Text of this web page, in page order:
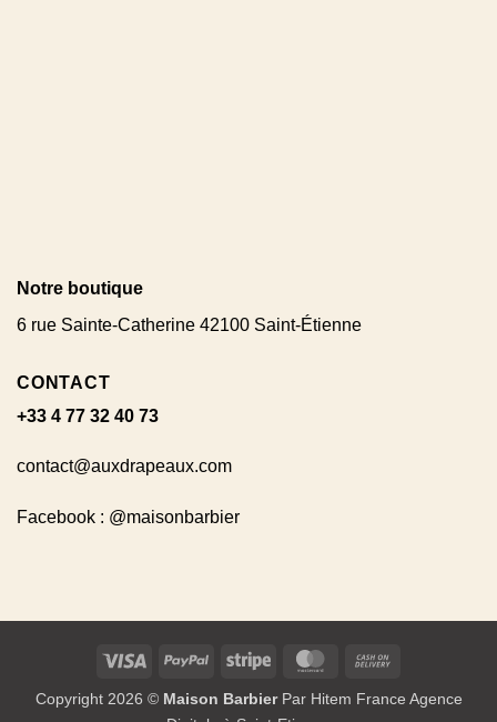
Notre boutique
6 rue Sainte-Catherine 42100 Saint-Étienne
CONTACT
+33 4 77 32 40 73
contact@auxdrapeaux.com
Facebook : @maisonbarbier
Visa PayPal Stripe MasterCard
Delivery
Copyright 2026 © Maison Barbier Par Hitem France Agence